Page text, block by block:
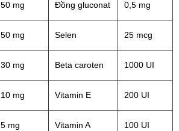
50 mg Đồng gluconat 0,5 mg
50 mg Selen 25 mcg
30 mg Beta caroten 1000 UI
10 mg Vitamin E 200 UI
5 mg Vitamin A 100 UI